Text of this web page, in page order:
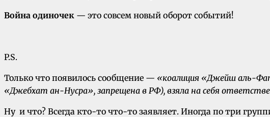
Война одиночек — это совсем новый оборот событий!
P.S.
Только что появилось сообщение — «коалиция «Джейш аль-
«Джебхат ан-Нусра», запрещена в РФ), взяла на себя
Ну и что? Всегда кто-то что-то заявляет. Иногда по три